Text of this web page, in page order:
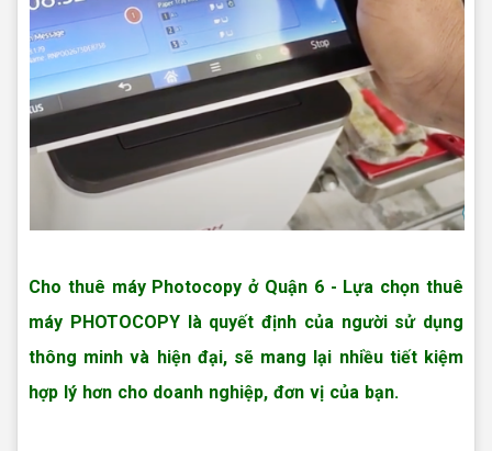
Cho thuê máy Photocopy ở Quận 6- Lựa chọn thuê
máy PHOTOCOPY là quyết định của người sử dụng
thông minh và hiện đại, sẽ mang lại nhiều tiết kiệm
hợp lý hơn cho doanh nghiệp, đơn vị của bạn.